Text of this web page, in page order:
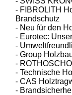
- FIBROLITH
Brandschutz
- Neu für den
- Eurotec:
-
- Group
-
- Technische
- CAS
-